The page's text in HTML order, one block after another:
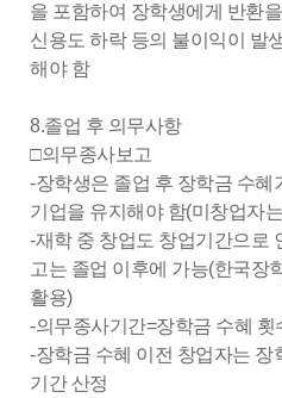
을 포함하여 장학생에게 반환
신용도 하락 등의 불이익이 발
해야 함
8.졸업 후 의무사항
□의무종사보고
-장학생은 졸업 후 장학금 수혜
기업을 유지해야 함(미창업자
-재학 중 창업도 창업기간으로
고는 졸업 이후에 가능(한국장
활용)
-의무종사기간=장학금 수혜 횟
-장학금 수혜 이전 창업자는 장
기간 산정